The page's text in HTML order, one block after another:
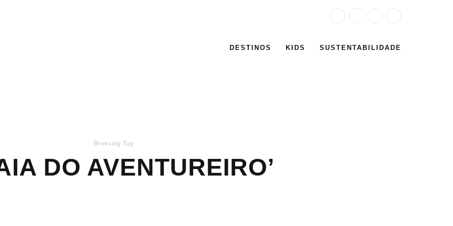
DESTINOS KIDS SUSTENTABILIDADE
Browsing Tag
DO AVENTUREIRO’